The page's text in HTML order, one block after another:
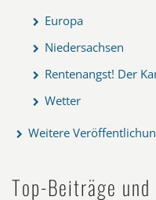
Europa
Niedersachsen
Rentenangst! Der
Wetter
Weitere
Top-Beiträge